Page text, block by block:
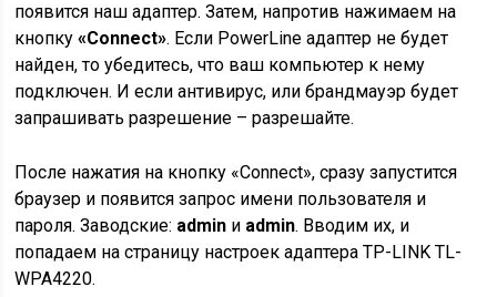
появится наш адаптер. Затем, напротив нажимаем на
кнопку«Connect». Если PowerLine адаптер не будет
найден, то убедитесь, что ваш компьютер к нему
подключен. И если антивирус, или брандмауэр будет
запрашивать разрешение – разрешайте.
После нажатия на кнопку «Connect», сразу запустится
браузер и появится запрос имени пользователя и
пароля. Заводские: admin и admin. Вводим их, и
попадаем на страницу настроек адаптера TP-LINK TL-
WPA4220.